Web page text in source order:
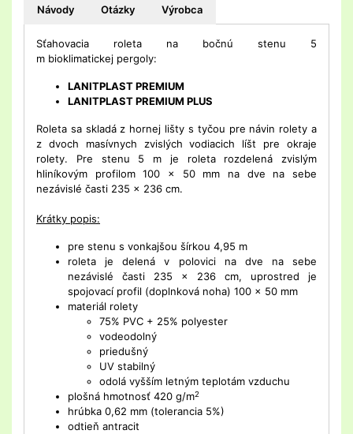
Návody Otázky Výrobca
Sťahovacia roleta na bočnú stenu 5
m bioklimatickej pergoly:
LANITPLAST PREMIUM
LANITPLAST PREMIUM PLUS
Roleta sa skladá z hornej lišty s tyčou pre návin rolety a
z dvoch masívnych zvislých vodiacich líšt pre okraje
rolety. Pre stenu 5 m je roleta rozdelená zvislým
hliníkovým profilom 100 x 50 mm na dve na sebe
nezávislé časti 235 x 236 cm.
Krátky popis:
pre stenu s vonkajšou šírkou 4,95 m
roleta je delená v polovici na dve na sebe
nezávislé časti 235 x 236 cm, uprostred je
spojovací profil (doplnková noha) 100 x 50 mm
materiál rolety
75% PVC + 25% polyester
vodeodolný
priedušný
UV stabilný
odolá vyšším letným teplotám vzduchu
plošná hmotnosť 420 g/m2
hrúbka 0,62 mm (tolerancia 5%)
odtieň antracit